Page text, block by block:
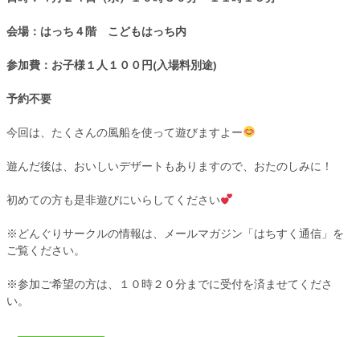
会場：はっち４階 こどもはっち内
参加費：お子様１人１００円(入場料別途)
予約不要
今回は、たくさんの風船を使って遊びますよー
遊んだ後は、おいしいデザートもありますので、おたのしみに！
初めての方も是非遊びにいらしてください
※どんぐりサークルの情報は、メールマガジン「はちすく通信」を
ご覧ください。
※参加ご希望の方は、１０時２０分までに受付を済ませてくださ
い。